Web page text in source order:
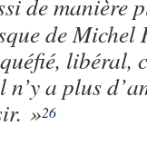
de manière
de Michel
libéral,
a plus
»26